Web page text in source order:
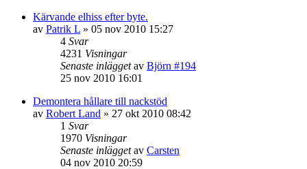
Kärvande elhiss efter byte.
av Patrik L » 05 nov 2010 15:27
4 Svar
4231 Visningar
Senaste inläggetav Björn #194
25 nov 2010 16:01
Demontera hållare till nackstöd
av Robert Land » 27 okt 2010 08:42
1 Svar
1970 Visningar
Senaste inläggetav Carsten
04 nov 2010 20:59